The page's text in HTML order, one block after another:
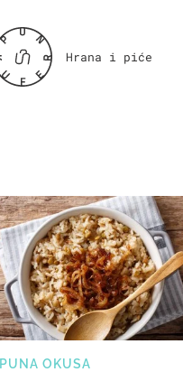
Hrana i piće
PUNA OKUSA